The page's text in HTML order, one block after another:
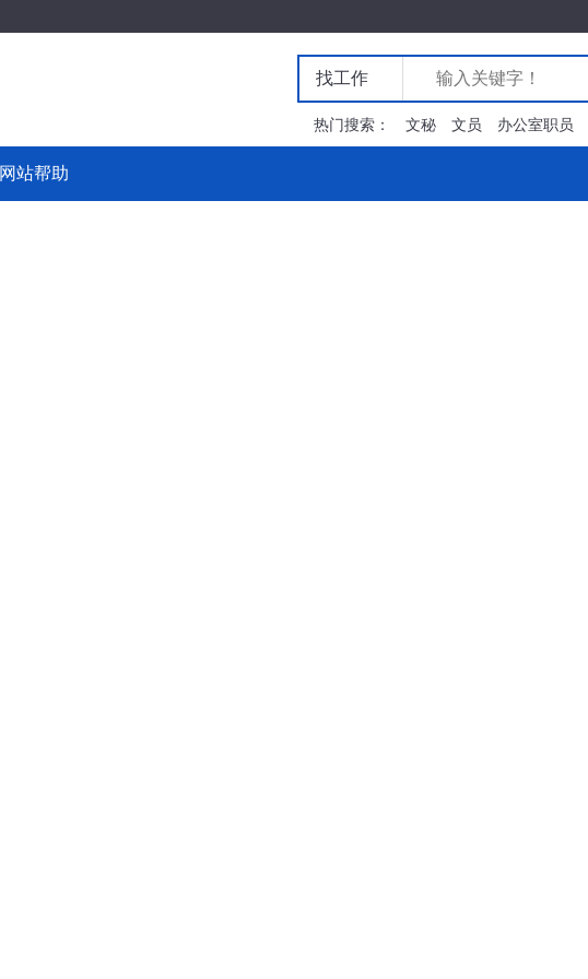
找工作
热门搜索： 文秘 文员 办公室职员
设计
会计
网站帮助